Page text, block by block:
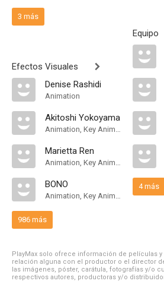
3 más
Efectos Visuales
Denise Rashidi
Animation
Akitoshi Yokoyama
Animation, Key Animation
Marietta Ren
Animation, Key Animation
BONO
Animation, Key Animation
986 más
Equipo
4 más
PlayMax solo ofrece información de películas y
relación alguna con el productor o el director
las imágenes, póster, carátula, fotografías y/o
respectivos autores, productoras y/o